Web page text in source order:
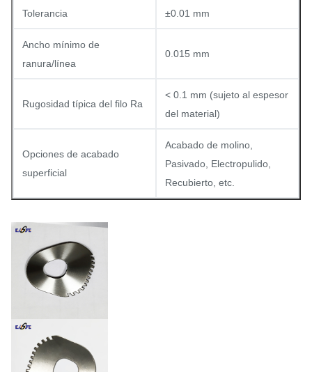
Tolerancia ±0.01 mm
Ancho mínimo de
ranura/línea
0.015 mm
Rugosidad típica del filo Ra
< 0.1 mm (sujeto al espesor
del material)
Opciones de acabado
superficial
Acabado de molino,
Pasivado, Electropulido,
Recubierto, etc.